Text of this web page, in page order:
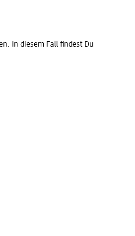
In diesem Fall findest Du